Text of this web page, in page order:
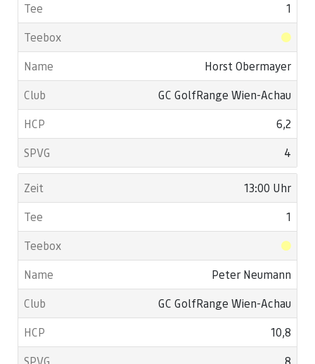
1
Horst Obermayer
GC GolfRange Wien-Achau
6,2
4
13:00 Uhr
1
Peter Neumann
GC GolfRange Wien-Achau
10,8
8